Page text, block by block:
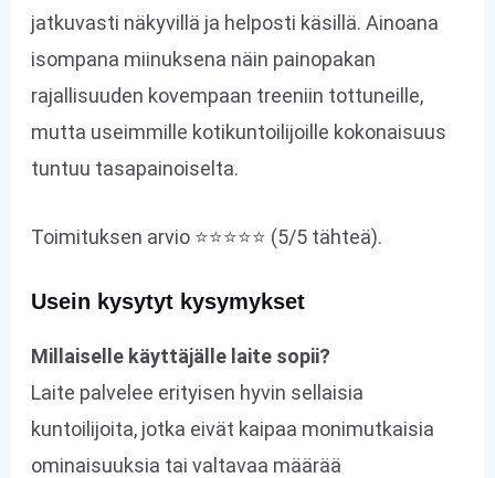
jatkuvasti näkyvillä ja helposti käsillä. Ainoana
isompana miinuksena näin painopakan
rajallisuuden kovempaan treeniin tottuneille,
mutta useimmille kotikuntoilijoille kokonaisuus
tuntuu tasapainoiselta.
Toimituksen arvio ⭐⭐⭐⭐⭐ (5/5 tähteä).
Usein kysytyt kysymykset
Millaiselle käyttäjälle laite sopii?
Laite palvelee erityisen hyvin sellaisia
kuntoilijoita, jotka eivät kaipaa monimutkaisia
ominaisuuksia tai valtavaa määrää